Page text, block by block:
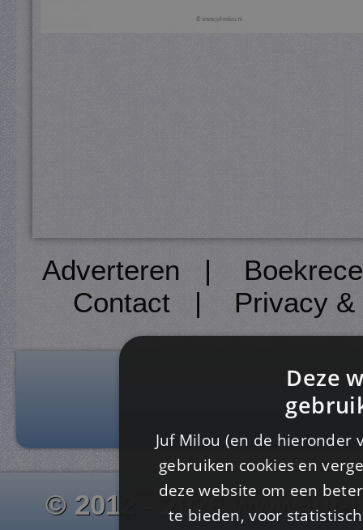
Adverteren |
Contact| Privacy
© 2012 - 2026
Deze
Juf Milou (en de
gebruiken cookies en
deze website om een
te bieden, voor